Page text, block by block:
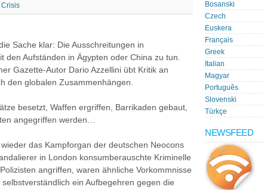
Crisis
Sache klar: Die Ausschreitungen in
den Aufständen in Ägypten oder China zu tun.
Gazette-Autor Dario Azzellini übt Kritik an
den globalen Zusammenhängen.
besetzt, Waffen ergriffen, Barrikaden gebaut,
angegriffen werden…
das Kampforgan der deutschen Neocons
in London konsumberauschte Kriminelle
angriffen, waren ähnliche Vorkommnisse
ein Aufbegehren gegen die
Bosanski
Czech
Euskera
Français
Greek
Italian
Magyar
Português
Slovenski
Türkçe
NEWSFEED